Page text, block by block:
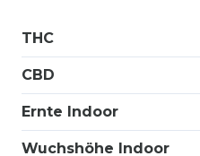
THC
CBD
Ernte Indoor
Wuchshöhe Indoor